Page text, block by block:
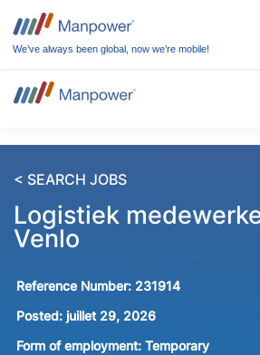
We’ve always been global, now we’re mobile!
< SEARCH JOBS
Logistiek
Venlo
Reference Number: 231914
Posted: juillet 29, 2026
Form of employment: Temporary